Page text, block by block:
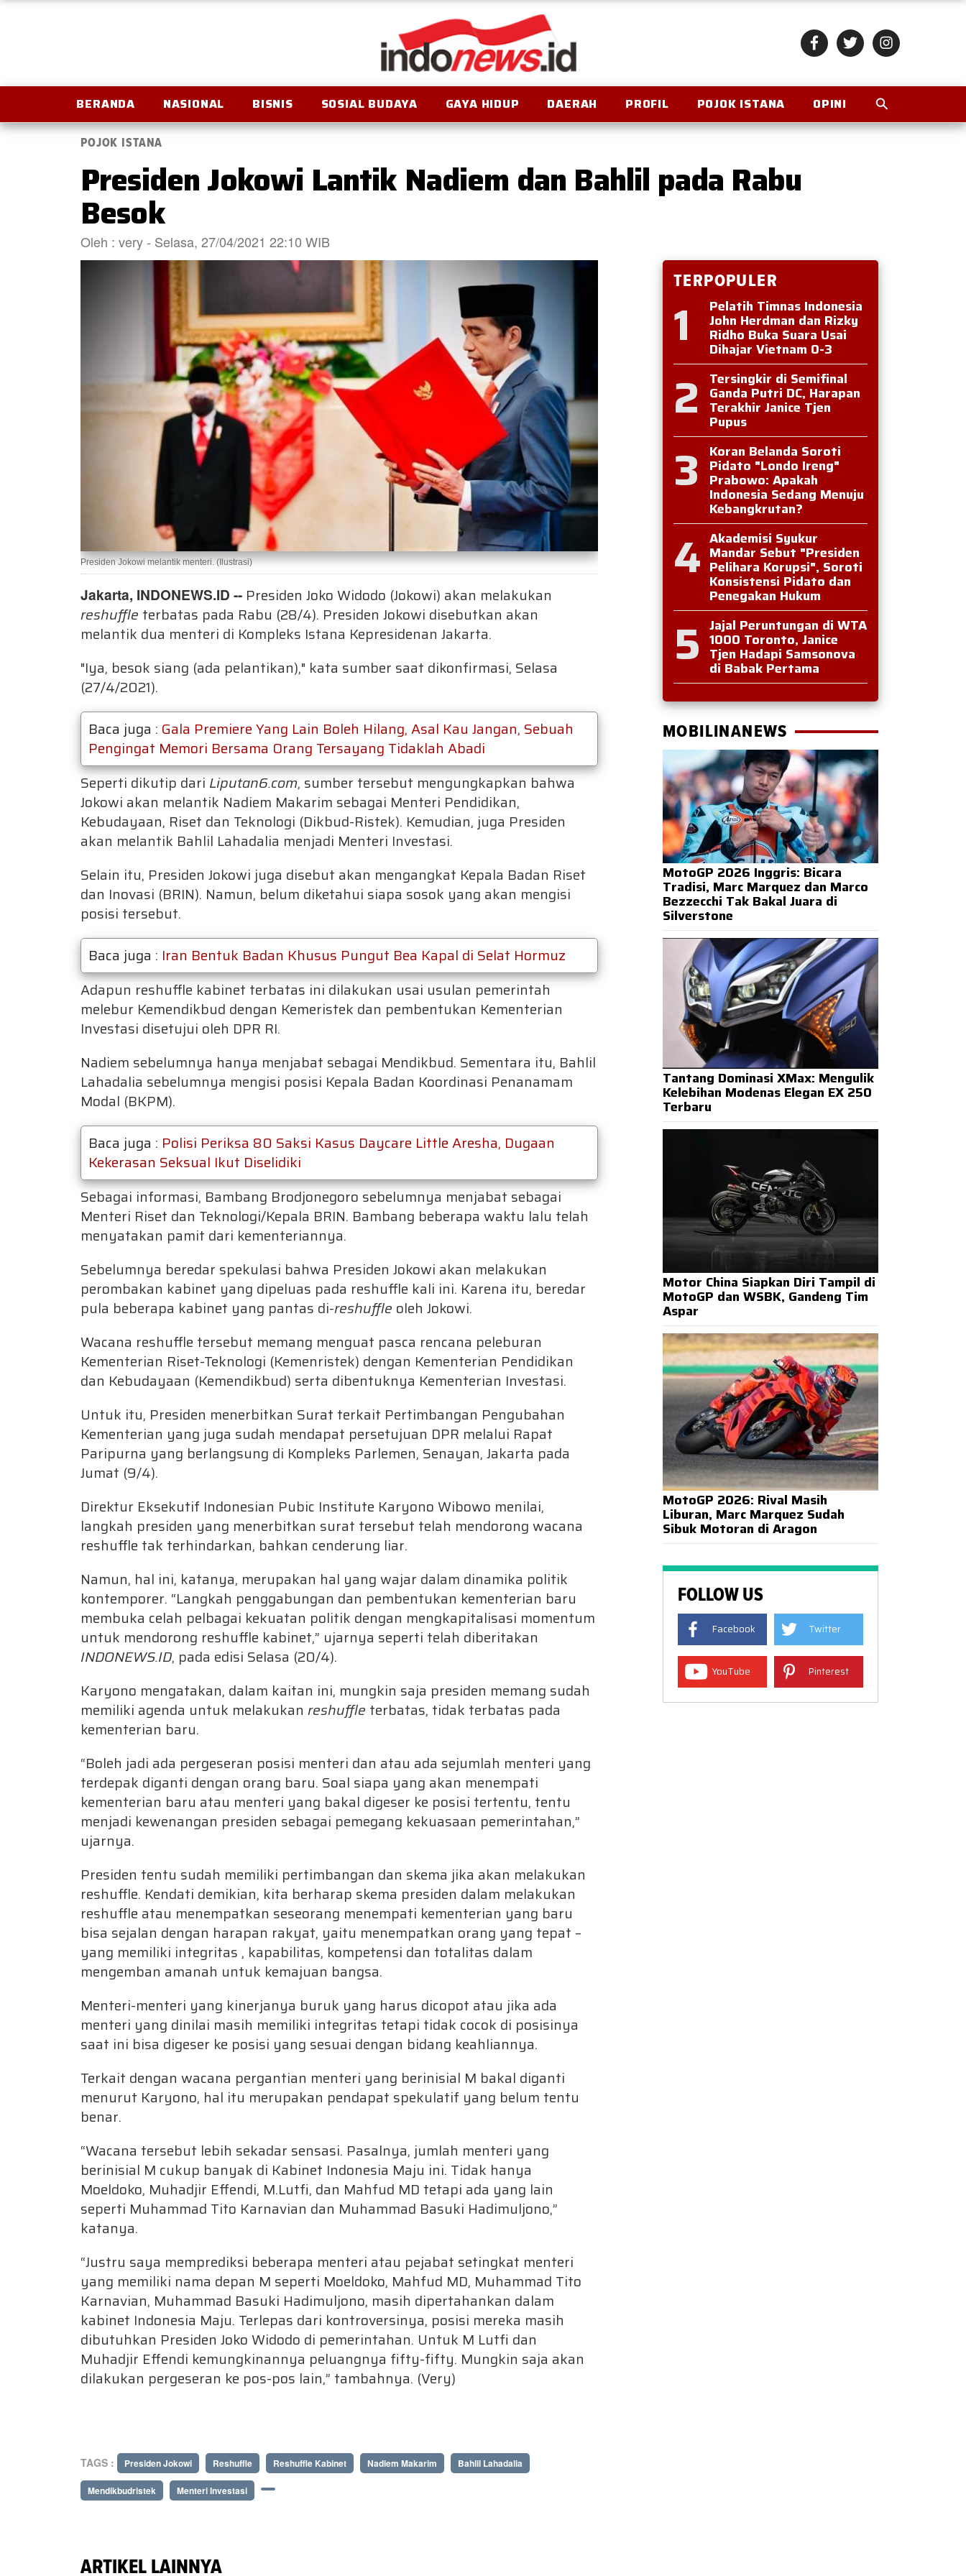
BERANDA NASIONAL BISNIS SOSIAL BUDAYA GAYA HIDUP DAERAH PROFIL POJOK ISTANA OPINI
POJOK ISTANA
Presiden Jokowi Lantik Nadiem dan Bahlil pada Rabu
Besok
Oleh : very - Selasa, 27/04/2021 22:10 WIB
Presiden Jokowi melantik menteri. (Ilustrasi)
Jakarta, INDONEWS.ID -- Presiden Joko Widodo (Jokowi) akan melakukan
reshuffle terbatas pada Rabu (28/4). Presiden Jokowi disebutkan akan
melantik dua menteri di Kompleks Istana Kepresidenan Jakarta.
"Iya, besok siang (ada pelantikan)," kata sumber saat dikonfirmasi, Selasa
(27/4/2021).
Baca juga : Gala Premiere Yang Lain Boleh Hilang, Asal Kau Jangan, Sebuah
Pengingat Memori Bersama Orang Tersayang Tidaklah Abadi
Seperti dikutip dari Liputan6.com, sumber tersebut mengungkapkan bahwa
Jokowi akan melantik Nadiem Makarim sebagai Menteri Pendidikan,
Kebudayaan, Riset dan Teknologi (Dikbud-Ristek). Kemudian, juga Presiden
akan melantik Bahlil Lahadalia menjadi Menteri Investasi.
Selain itu, Presiden Jokowi juga disebut akan mengangkat Kepala Badan Riset
dan Inovasi (BRIN). Namun, belum diketahui siapa sosok yang akan mengisi
posisi tersebut.
Baca juga : Iran Bentuk Badan Khusus Pungut Bea Kapal di Selat Hormuz
Adapun reshuffle kabinet terbatas ini dilakukan usai usulan pemerintah
melebur Kemendikbud dengan Kemeristek dan pembentukan Kementerian
Investasi disetujui oleh DPR RI.
Nadiem sebelumnya hanya menjabat sebagai Mendikbud. Sementara itu, Bahlil
Lahadalia sebelumnya mengisi posisi Kepala Badan Koordinasi Penanamam
Modal (BKPM).
Baca juga : Polisi Periksa 80 Saksi Kasus Daycare Little Aresha, Dugaan
Kekerasan Seksual Ikut Diselidiki
Sebagai informasi, Bambang Brodjonegoro sebelumnya menjabat sebagai
Menteri Riset dan Teknologi/Kepala BRIN. Bambang beberapa waktu lalu telah
menyatakan pamit dari kementeriannya.
Sebelumnya beredar spekulasi bahwa Presiden Jokowi akan melakukan
perombakan kabinet yang dipeluas pada reshuffle kali ini. Karena itu, beredar
pula beberapa kabinet yang pantas di-reshuffle oleh Jokowi.
Wacana reshuffle tersebut memang menguat pasca rencana peleburan
Kementerian Riset-Teknologi (Kemenristek) dengan Kementerian Pendidikan
dan Kebudayaan (Kemendikbud) serta dibentuknya Kementerian Investasi.
Untuk itu, Presiden menerbitkan Surat terkait Pertimbangan Pengubahan
Kementerian yang juga sudah mendapat persetujuan DPR melalui Rapat
Paripurna yang berlangsung di Kompleks Parlemen, Senayan, Jakarta pada
Jumat (9/4).
Direktur Eksekutif Indonesian Pubic Institute Karyono Wibowo menilai,
langkah presiden yang menerbitkan surat tersebut telah mendorong wacana
reshuffle tak terhindarkan, bahkan cenderung liar.
Namun, hal ini, katanya, merupakan hal yang wajar dalam dinamika politik
kontemporer. “Langkah penggabungan dan pembentukan kementerian baru
membuka celah pelbagai kekuatan politik dengan mengkapitalisasi momentum
untuk mendorong reshuffle kabinet,” ujarnya seperti telah diberitakan
INDONEWS.ID, pada edisi Selasa (20/4).
Karyono mengatakan, dalam kaitan ini, mungkin saja presiden memang sudah
memiliki agenda untuk melakukan reshuffle terbatas, tidak terbatas pada
kementerian baru.
“Boleh jadi ada pergeseran posisi menteri dan atau ada sejumlah menteri yang
terdepak diganti dengan orang baru. Soal siapa yang akan menempati
kementerian baru atau menteri yang bakal digeser ke posisi tertentu, tentu
menjadi kewenangan presiden sebagai pemegang kekuasaan pemerintahan,”
ujarnya.
Presiden tentu sudah memiliki pertimbangan dan skema jika akan melakukan
reshuffle. Kendati demikian, kita berharap skema presiden dalam melakukan
reshuffle atau menempatkan seseorang menempati kementerian yang baru
bisa sejalan dengan harapan rakyat, yaitu menempatkan orang yang tepat –
yang memiliki integritas , kapabilitas, kompetensi dan totalitas dalam
mengemban amanah untuk kemajuan bangsa.
Menteri-menteri yang kinerjanya buruk yang harus dicopot atau jika ada
menteri yang dinilai masih memiliki integritas tetapi tidak cocok di posisinya
saat ini bisa digeser ke posisi yang sesuai dengan bidang keahliannya.
Terkait dengan wacana pergantian menteri yang berinisial M bakal diganti
menurut Karyono, hal itu merupakan pendapat spekulatif yang belum tentu
benar.
“Wacana tersebut lebih sekadar sensasi. Pasalnya, jumlah menteri yang
berinisial M cukup banyak di Kabinet Indonesia Maju ini. Tidak hanya
Moeldoko, Muhadjir Effendi, M.Lutfi, dan Mahfud MD tetapi ada yang lain
seperti Muhammad Tito Karnavian dan Muhammad Basuki Hadimuljono,”
katanya.
“Justru saya memprediksi beberapa menteri atau pejabat setingkat menteri
yang memiliki nama depan M seperti Moeldoko, Mahfud MD, Muhammad Tito
Karnavian, Muhammad Basuki Hadimuljono, masih dipertahankan dalam
kabinet Indonesia Maju. Terlepas dari kontroversinya, posisi mereka masih
dibutuhkan Presiden Joko Widodo di pemerintahan. Untuk M Lutfi dan
Muhadjir Effendi kemungkinannya peluangnya fifty-fifty. Mungkin saja akan
dilakukan pergeseran ke pos-pos lain,” tambahnya. (Very)
TAGS : Presiden Jokowi Reshuffle Reshuffle Kabinet Nadiem Makarim Bahlil Lahadalia
Mendikbudristek Menteri Investasi
ARTIKEL LAINNYA
TERPOPULER
1 Pelatih Timnas Indonesia
John Herdman dan Rizky
Ridho Buka Suara Usai
Dihajar Vietnam 0-3
2 Tersingkir di Semifinal
Ganda Putri DC, Harapan
Terakhir Janice Tjen
Pupus
3 Koran Belanda Soroti
Pidato "Londo Ireng"
Prabowo: Apakah
Indonesia Sedang Menuju
Kebangkrutan?
4 Akademisi Syukur
Mandar Sebut "Presiden
Pelihara Korupsi", Soroti
Konsistensi Pidato dan
Penegakan Hukum
5 Jajal Peruntungan di WTA
1000 Toronto, Janice
Tjen Hadapi Samsonova
di Babak Pertama
MOBILINANEWS
MotoGP 2026 Inggris: Bicara
Tradisi, Marc Marquez dan Marco
Bezzecchi Tak Bakal Juara di
Silverstone
Tantang Dominasi XMax: Mengulik
Kelebihan Modenas Elegan EX 250
Terbaru
Motor China Siapkan Diri Tampil di
MotoGP dan WSBK, Gandeng Tim
Aspar
MotoGP 2026: Rival Masih
Liburan, Marc Marquez Sudah
Sibuk Motoran di Aragon
FOLLOW US
Facebook Twitter
YouTube Pinterest